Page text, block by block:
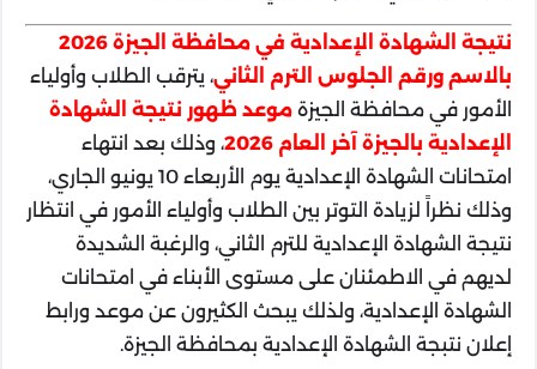
نتيجة الشهادة الإعدادية في محافظة الجيزة 2026
بالاسم ورقم الجلوس الترم الثاني، يترقب الطلاب وأولياء
الأمور في محافظة الجيزةموعد ظهور نتيجة الشهادة
الإعدادية بالجيزة آخر العام 2026
، وذلك بعد انتهاء
امتحانات الشهادة الإعدادية يوم الأربعاء 10 يونيو الجاري،
وذلك نظراً لزيادة التوتر بين الطلاب وأولياء الأمور في انتظار
نتيجة الشهادة الإعدادية للترم الثاني، والرغبة الشديدة
لديهم في الاطمئنان على مستوى الأبناء في امتحانات
الشهادة الإعدادية، ولذلك يبحث الكثيرون عن موعد ورابط
إعلان نتبجة الشهادة الإعدادية بمحافظة الجيزة.